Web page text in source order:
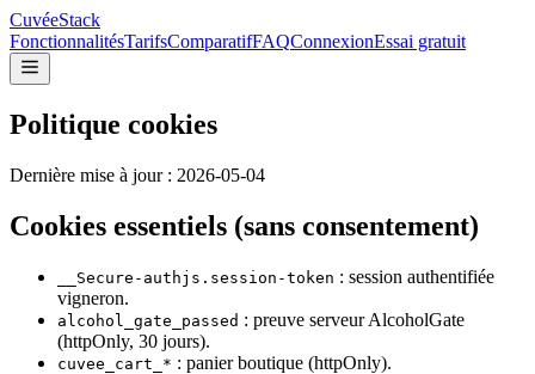
CuvéeStack
FonctionnalitésTarifsComparatifFAQConnexionEssai gratuit
Politique cookies
Dernière mise à jour : 2026-05-04
Cookies essentiels (sans consentement)
__Secure-authjs.session-token : session authentifiée
vigneron.
alcohol_gate_passed : preuve serveur AlcoholGate
(httpOnly, 30 jours).
cuvee_cart_* : panier boutique (httpOnly).